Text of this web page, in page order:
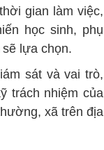
gian làm việc,
học sinh, phụ
lựa chọn.
sát và vai trò,
trách nhiệm của
xã trên địa